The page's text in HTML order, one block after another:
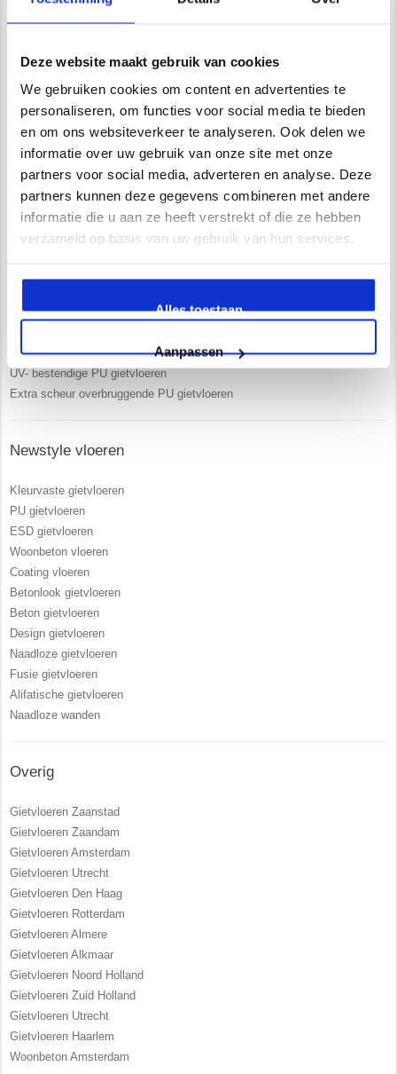
Deze website maakt gebruik van cookies
We gebruiken cookies om content en advertenties te
personaliseren, om functies voor social media te bieden
en om ons websiteverkeer te analyseren. Ook delen we
informatie over uw gebruik van onze site met onze
partners voor social media, adverteren en analyse. Deze
partners kunnen deze gegevens combineren met andere
informatie die u aan ze heeft verstrekt of die ze hebben
verzameld op basis van uw gebruik van hun services.
Alles toestaan
Aanpassen
*Uitsluitend op afspraak*
Tel. 0614333291
Showroom
Wij zijn VCA gecertificeerd
Waarom kiest u voor Newstyle?
Ruim 15 jaar ervaring
Vrijblijvend advies in onze 250 m2 showroom
UV- bestendige PU gietvloeren
Extra scheur overbruggende PU gietvloeren
Newstyle vloeren
Kleurvaste gietvloeren
PU gietvloeren
ESD gietvloeren
Woonbeton vloeren
Coating vloeren
Betonlook gietvloeren
Beton gietvloeren
Design gietvloeren
Naadloze gietvloeren
Fusie gietvloeren
Alifatische gietvloeren
Naadloze wanden
Overig
Gietvloeren Zaanstad
Gietvloeren Zaandam
Gietvloeren Amsterdam
Gietvloeren Utrecht
Gietvloeren Den Haag
Gietvloeren Rotterdam
Gietvloeren Almere
Gietvloeren Alkmaar
Gietvloeren Noord Holland
Gietvloeren Zuid Holland
Gietvloeren Utrecht
Gietvloeren Haarlem
Woonbeton Amsterdam